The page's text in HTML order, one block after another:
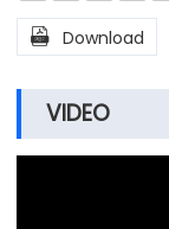
 Download
VIDEO